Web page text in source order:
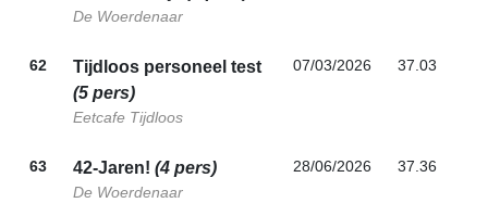
De Woerdenaar
62
Tijdloos personeel test
(5 pers)
Eetcafe Tijdloos
07/03/2026 37.03
63 42-Jaren! (4 pers)
De Woerdenaar
28/06/2026 37.36